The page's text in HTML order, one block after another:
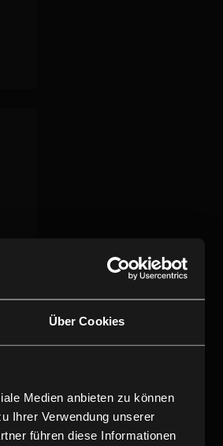
Über Cookies
Medien anbieten zu können
Ihrer Verwendung unserer
führen diese Informationen